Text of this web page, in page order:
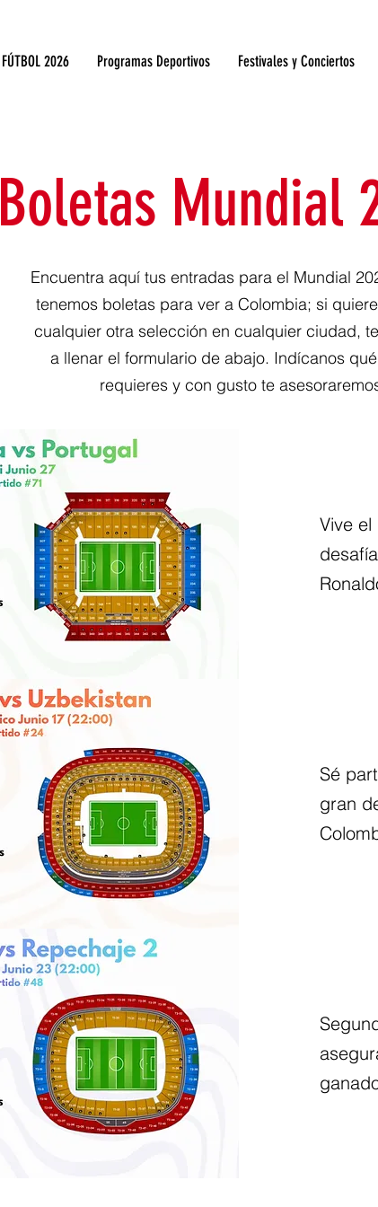
FÚTBOL 2026 Programas Deportivos Festivales y Conciertos
Boletas Mundial
Encuentra aquí tus entradas para el Mundial
tenemos boletas para ver a Colombia; si
cualquier otra selección en cualquier ciudad,
a llenar el formulario de abajo. Indícanos
requieres y con gusto te
Vive
Sé
gran